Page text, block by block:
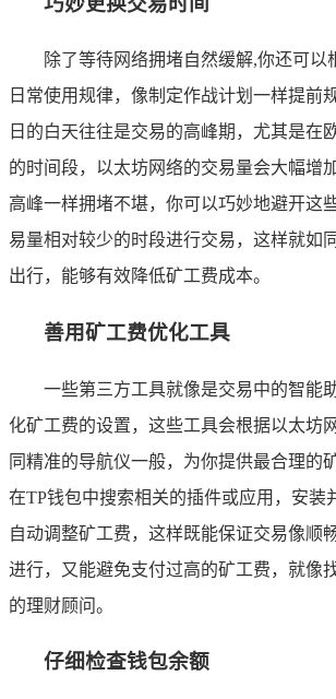
除了等待网络拥堵自然缓解,你还可以
日常使用规律，像制定作战计划一样提前
日的白天往往是交易的高峰期，尤其是在
的时间段，以太坊网络的交易量会大幅增
高峰一样拥堵不堪，你可以巧妙地避开这
易量相对较少的时段进行交易，这样就如
出行，能够有效降低矿工费成本。
善用矿工费优化工具
一些第三方工具就像是交易中的智能
化矿工费的设置，这些工具会根据以太坊
同精准的导航仪一般，为你提供最合理的
在TP钱包中搜索相关的插件或应用，安装
自动调整矿工费，这样既能保证交易像顺
进行，又能避免支付过高的矿工费，就像
的理财顾问。
仔细检查钱包余额